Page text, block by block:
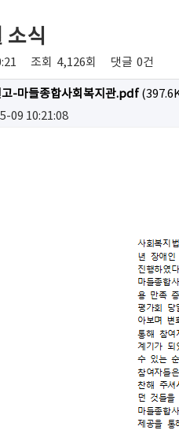
식
조회 4,126회 댓글 0건
고-마들종합사회복지관.pdf
09 10:21:08